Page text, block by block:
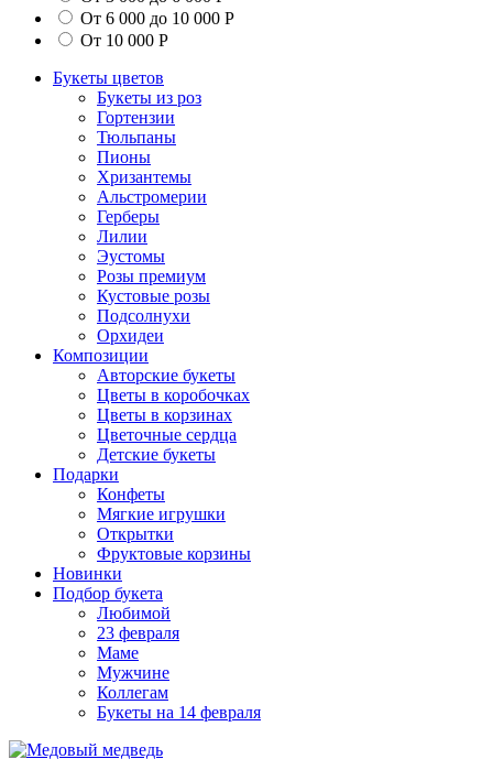
От 6 000 до 10 000 Р
От 10 000 Р
Букеты цветов
Букеты из роз
Гортензии
Тюльпаны
Пионы
Хризантемы
Альстромерии
Герберы
Лилии
Эустомы
Розы премиум
Кустовые розы
Подсолнухи
Орхидеи
Композиции
Авторские букеты
Цветы в коробочках
Цветы в корзинах
Цветочные сердца
Детские букеты
Подарки
Конфеты
Мягкие игрушки
Открытки
Фруктовые корзины
Новинки
Подбор букета
Любимой
23 февраля
Маме
Мужчине
Коллегам
Букеты на 14 февраля